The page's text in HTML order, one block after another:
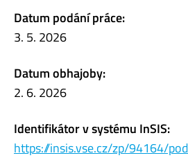
Datum podání práce:
3. 5. 2026
Datum obhajoby:
2. 6. 2026
Identifikátor v systému InSIS:
https://insis.vse.cz/zp/94164/